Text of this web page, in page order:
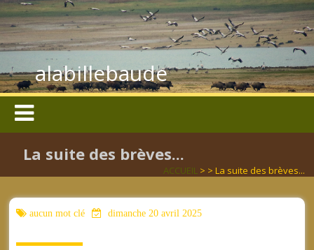
alabillebaude
La suite des brèves...
ACCUEIL> > La suite des brèves...
aucun mot clé dimanche 20 avril 2025